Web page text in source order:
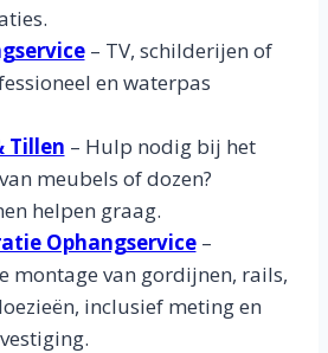
– TV, schilderijen of
en waterpas
Tillen – Hulp nodig bij het
meubels of dozen?
helpen graag.
Ophangservice –
montage van gordijnen, rails,
inclusief meting en